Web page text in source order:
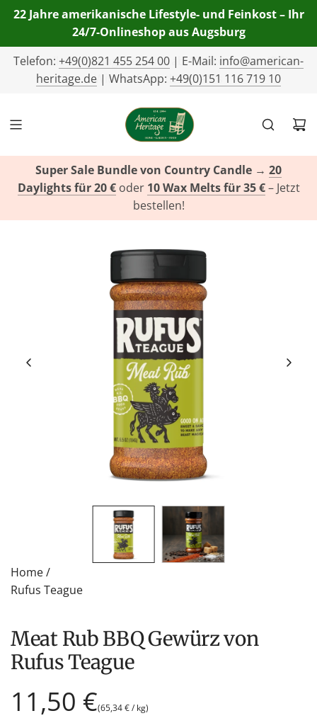
22 Jahre amerikanische Lifestyle- und Feinkost – Ihr
24/7-Onlineshop aus Augsburg
Telefon: +49(0)821 455 254 00 | E-Mail: info@american-
heritage.de | WhatsApp: +49(0)151 116 719 10
Super Sale Bundle von Country Candle → 20
Daylights für 20 €oder 10 Wax Melts für 35 €– Jetzt
bestellen!
Home/
Rufus Teague
Meat Rub BBQ Gewürz von
Rufus Teague
Regulärer
11,50 €(65,34 €/ kg)